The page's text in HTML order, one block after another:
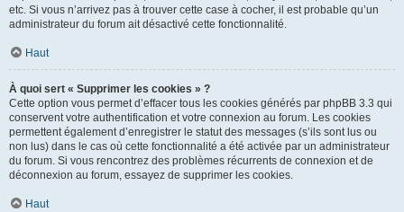
etc. Si vous n’arrivez pas à trouver cette case à cocher, il est probable qu’un
administrateur du forum ait désactivé cette fonctionnalité.
Haut
À quoi sert « Supprimer les cookies » ?
Cette option vous permet d’effacer tous les cookies générés par phpBB 3.3 qui
conservent votre authentification et votre connexion au forum. Les cookies
permettent également d’enregistrer le statut des messages (s’ils sont lus ou
non lus) dans le cas où cette fonctionnalité a été activée par un administrateur
du forum. Si vous rencontrez des problèmes récurrents de connexion et de
déconnexion au forum, essayez de supprimer les cookies.
Haut